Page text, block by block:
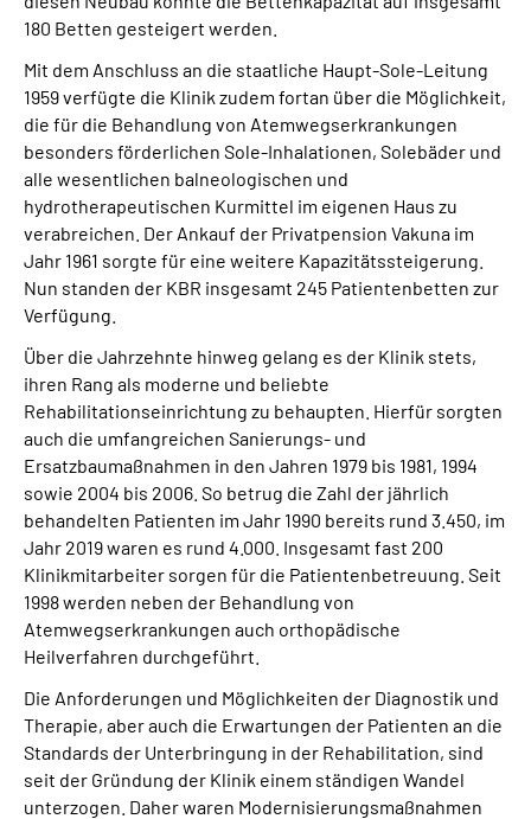
180 Betten gesteigert werden.
Mit dem Anschluss an die staatliche Haupt-Sole-Leitung
1959 verfügte die Klinik zudem fortan über die Möglichkeit,
die für die Behandlung von Atemwegserkrankungen
besonders förderlichen Sole-Inhalationen, Solebäder und
alle wesentlichen balneologischen und
hydrotherapeutischen Kurmittel im eigenen Haus zu
verabreichen. Der Ankauf der Privatpension Vakuna im
Jahr 1961 sorgte für eine weitere Kapazitätssteigerung.
Nun standen der KBR insgesamt 245 Patientenbetten zur
Verfügung.
Über die Jahrzehnte hinweg gelang es der Klinik stets,
ihren Rang als moderne und beliebte
Rehabilitationseinrichtung zu behaupten. Hierfür sorgten
auch die umfangreichen Sanierungs- und
Ersatzbaumaßnahmen in den Jahren 1979 bis 1981, 1994
sowie 2004 bis 2006. So betrug die Zahl der jährlich
behandelten Patienten im Jahr 1990 bereits rund 3.450, im
Jahr 2019 waren es rund 4.000. Insgesamt fast 200
Klinikmitarbeiter sorgen für die Patientenbetreuung. Seit
1998 werden neben der Behandlung von
Atemwegserkrankungen auch orthopädische
Heilverfahren durchgeführt.
Die Anforderungen und Möglichkeiten der Diagnostik und
Therapie, aber auch die Erwartungen der Patienten an die
Standards der Unterbringung in der Rehabilitation, sind
seit der Gründung der Klinik einem ständigen Wandel
unterzogen. Daher waren Modernisierungsmaßnahmen